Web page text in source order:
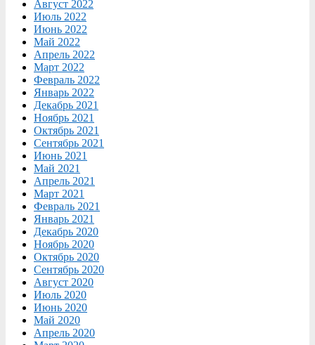
Август 2022
Июль 2022
Июнь 2022
Май 2022
Апрель 2022
Март 2022
Февраль 2022
Январь 2022
Декабрь 2021
Ноябрь 2021
Октябрь 2021
Сентябрь 2021
Июнь 2021
Май 2021
Апрель 2021
Март 2021
Февраль 2021
Январь 2021
Декабрь 2020
Ноябрь 2020
Октябрь 2020
Сентябрь 2020
Август 2020
Июль 2020
Июнь 2020
Май 2020
Апрель 2020